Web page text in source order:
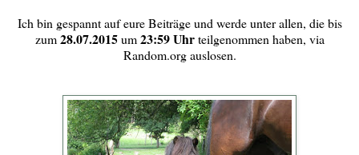
Ich bin gespannt auf eure Beiträge und werde unter allen, die bis
zum28.07.2015um23:59 Uhrteilgenommen haben, via
Random.org auslosen.